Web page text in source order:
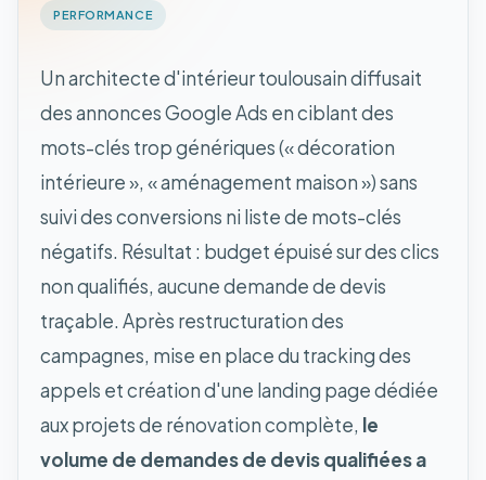
PERFORMANCE
Un architecte d'intérieur toulousain diffusait
des annonces Google Ads en ciblant des
mots-clés trop génériques (« décoration
intérieure », « aménagement maison ») sans
suivi des conversions ni liste de mots-clés
négatifs. Résultat : budget épuisé sur des clics
non qualifiés, aucune demande de devis
traçable. Après restructuration des
campagnes, mise en place du tracking des
appels et création d'une landing page dédiée
aux projets de rénovation complète, le
volume de demandes de devis qualifiées a